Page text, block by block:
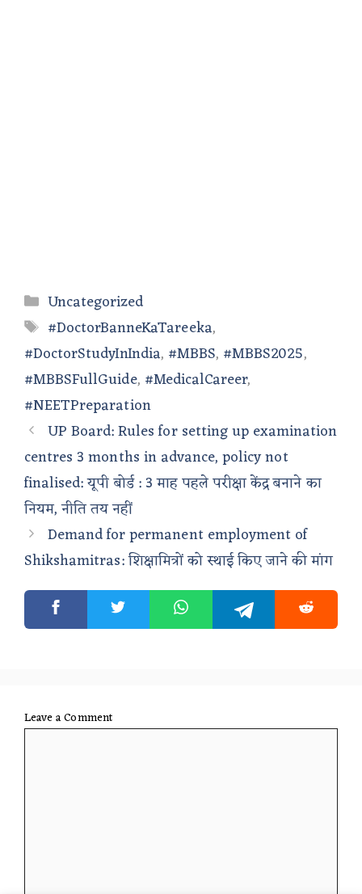
Categories
Uncategorized
Tags
#DoctorBanneKaTareeka,
#DoctorStudyInIndia, #MBBS, #MBBS2025,
#MBBSFullGuide, #MedicalCareer,
#NEETPreparation
UP Board: Rules for setting up examination
centres 3 months in advance, policy not
finalised: यूपी बोर्ड : 3 माह पहले परीक्षा केंद्र बनाने का
नियम, नीति तय नहीं
Demand for permanent employment of
Shikshamitras: शिक्षामित्रों को स्थाई किए जाने की मांग
Leave a Comment